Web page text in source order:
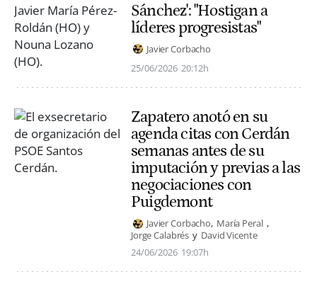
Sánchez': "Hostigan a
líderes progresistas"
Javier Corbacho
25/06/2026 20:12h
Zapatero anotó en su
agenda citas con Cerdán
semanas antes de su
imputación y previas a las
negociaciones con
Puigdemont
Javier Corbacho María Peral
Jorge Calabrés
David Vicente
24/06/2026 19:07h